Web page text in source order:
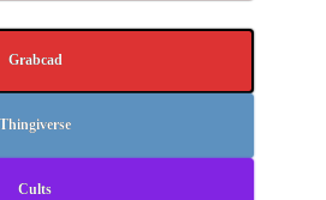
Grabcad
Thingiverse
Cults